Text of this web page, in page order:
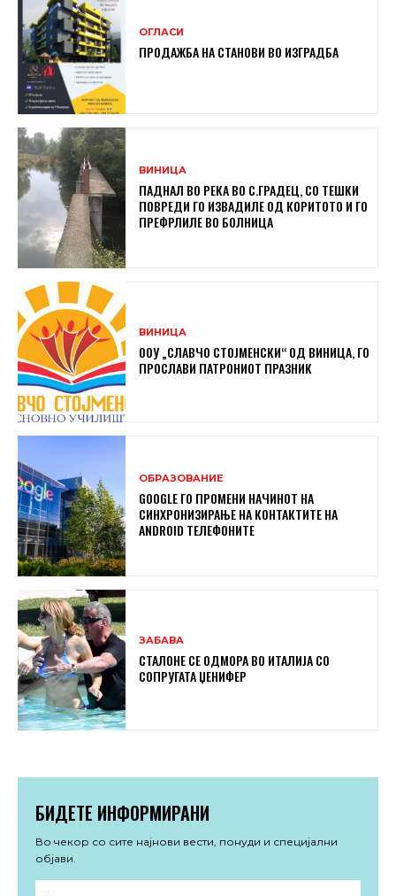
ОГЛАСИ
ПРОДАЖБА НА СТАНОВИ ВО ИЗГРАДБА
ВИНИЦА
ПАДНАЛ ВО РЕКА ВО С.ГРАДЕЦ, СО ТЕШКИ
ПОВРЕДИ ГО ИЗВАДИЛЕ ОД КОРИТОТО И ГО
ПРЕФРЛИЛЕ ВО БОЛНИЦА
ВИНИЦА
ООУ „СЛАВЧО СТОЈМЕНСКИ“ ОД ВИНИЦА, ГО
ПРОСЛАВИ ПАТРОНИОТ ПРАЗНИК
ОБРАЗОВАНИЕ
GOOGLE ГО ПРОМЕНИ НАЧИНОТ НА
СИНХРОНИЗИРАЊЕ НА КОНТАКТИТЕ НА
ANDROID ТЕЛЕФОНИТЕ
ЗАБАВА
СТАЛОНЕ СЕ ОДМОРА ВО ИТАЛИЈА СО
СОПРУГАТА ЏЕНИФЕР
БИДЕТЕ ИНФОРМИРАНИ
Во чекор со сите најнови вести, понуди и специјални
објави.